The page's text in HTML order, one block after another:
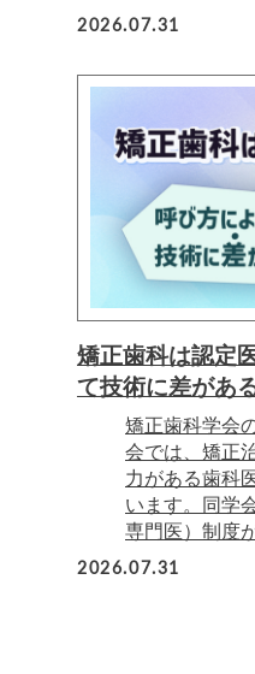
2026.07.31
矯正歯科は認定
て技術に差があ
矯正歯科学会
会では、矯正
力がある歯科
います。同学
専門医）制度
2026.07.31